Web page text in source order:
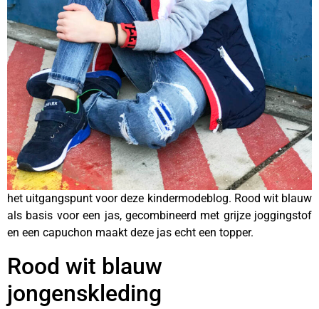
het uitgangspunt voor deze kindermodeblog. Rood wit blauw
als basis voor een jas, gecombineerd met grijze joggingstof
en een capuchon maakt deze jas echt een topper.
Rood wit blauw
jongenskleding